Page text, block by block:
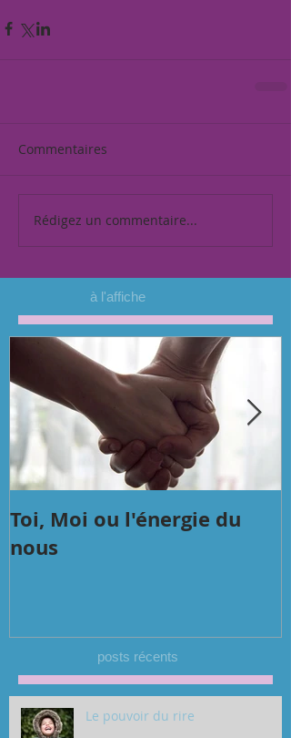
Commentaires
Rédigez un commentaire...
à l'affiche
Toi, Moi ou l'énergie du
nous
posts récents
Le pouvoir du rire